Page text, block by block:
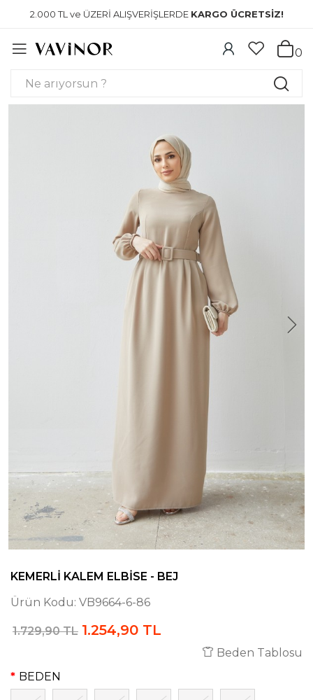
2.000 TL ve ÜZERİ ALIŞVERİŞLERDE KARGO ÜCRETSİZ!
0
KEMERLI KALEM ELBISE - BEJ
Ürün Kodu: VB9664-6-86
1.729,90 TL 1.254,90 TL
Beden Tablosu
BEDEN